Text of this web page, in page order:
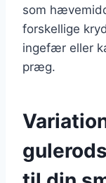
som
forskellige
ingefær eller
præg.